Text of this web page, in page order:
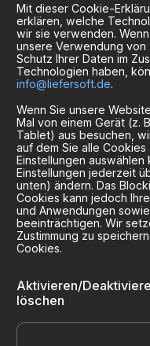
Mit dieser Cookie-
erklären, welche
wir sie verwenden.
unsere Verwendung
Schutz Ihrer Daten im
Technologien haben,
info@liefersoft.de.
Wenn Sie unsere
Mal von einem Gerät (z.
Tablet) aus besuchen,
auf dem Sie alle
Einstellungen
Einstellungen jederzeit
unten) ändern. Das
Cookies kann jedoch
und Anwendungen
beeinträchtigen. Wir
Zustimmung zu
Cookies.
Aktivieren/
löschen